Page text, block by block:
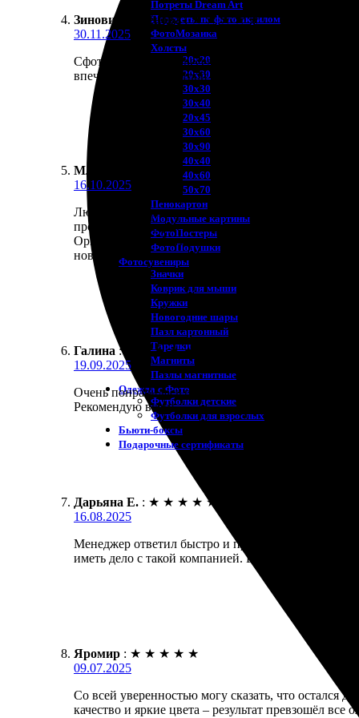
Потреты Dream Art
Портреты по фото акрилом
ФотоМозаика
Холсты
20х20
20х30
30х30
30х40
20х45
30х60
30х90
40х40
40х60
50х70
Пенокартон
Модульные картины
ФотоПостеры
ФотоПодушки
Фотоcувениры
Значки
Коврик для мыши
Кружки
Новогодние шары
Пазл картонный
Тарелки
Магниты
Пазлы магнитные
Одежда с Фото
Футболки детские
Футболки для взрослых
Бьюти-боксы
Подарочные сертификаты
Зиновия Аксёнова : ★ ★ ★ ★ ★
30.11.2025
Сфотографировали веселую полоску в ФотоБудке.
впечатления от быстрой печати и качества.
Млада Ю.
16.10.2025
Любезное, я решила заказать печать полоски из
прошла без задержек, получила в целости и
Организация работы на высшем уровне:
новых в
Галина : ★ ★ ★
19.09.2025
Очень понравилась работа компании! Заказала
Рекомендую всем!
Дарьяна Е. : ★ ★ ★ ★ ★
16.08.2025
Менеджер ответил быстро и профессионально.
иметь дело с такой компанией. Всё на высшем
Яромир : ★ ★ ★ ★ ★
09.07.2025
Со всей уверенностью могу сказать, что остался
качество и яркие цвета – результат превзошёл все